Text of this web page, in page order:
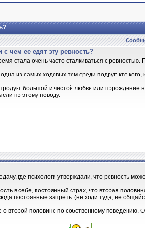
с чем ее едят эту ревность?
стала очень часто сталкиваться с
из самых ходовых тем среди подруг: кто кого,
продукт большой и чистой любви или порождение
по этому поводу.
где психологи утверждали, что ревность
в себе, постоянный страх, что вторая
постоянные запреты (не ходи туда, не
о второй половине по собственному поведению.